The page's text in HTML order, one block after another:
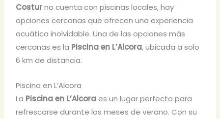
Costurno cuenta con piscinas locales, hay
opciones cercanas que ofrecen una experiencia
acuática inolvidable. Una de las opciones más
cercanas es la Piscina en L’Alcora, ubicada a solo
6 km de distancia.
Piscina en L’Alcora
La Piscina en L’Alcoraes un lugar perfecto para
refrescarse durante los meses de verano. Con su